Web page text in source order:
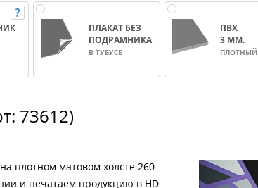
ПЛАКАТ БЕЗ
ПОДРАМНИКА
В ТУБУСЕ
ПВХ
3 ММ.
ПЛОТНЫЙ
73612)
плотном матовом холсте 260-
и печатаем продукцию в HD